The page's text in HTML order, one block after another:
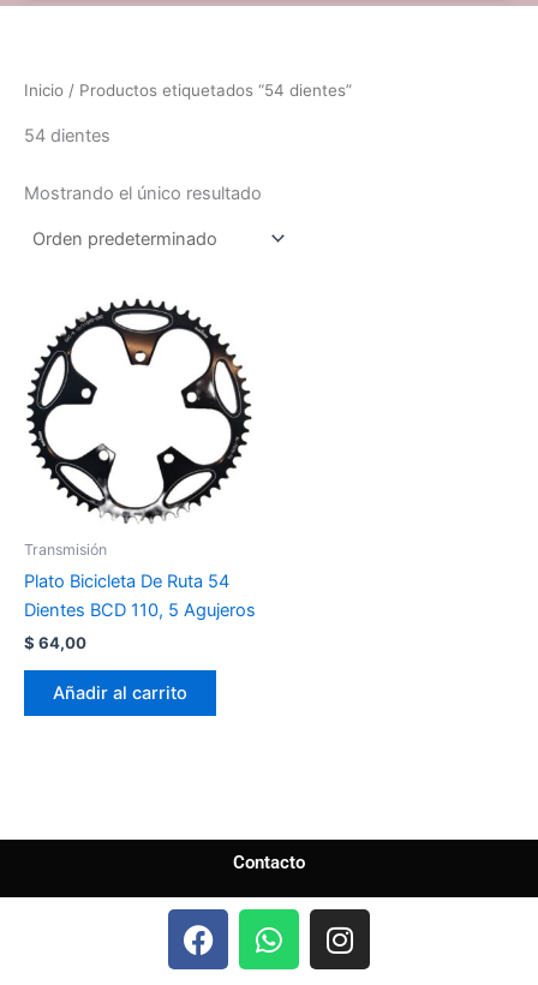
Inicio / Productos etiquetados “54 dientes”
54 dientes
Mostrando el único resultado
Transmisión
Plato Bicicleta De Ruta 54
Dientes BCD 110, 5 Agujeros
$ 64,00
Añadir al carrito
Contacto
F
a
W
h
I
n